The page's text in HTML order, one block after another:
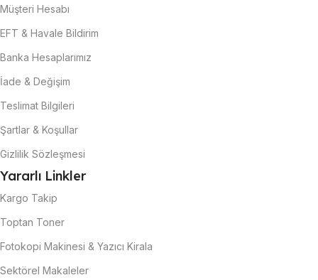
Müşteri Hesabı
EFT & Havale Bildirim
Banka Hesaplarımız
İade & Değişim
Teslimat Bilgileri
Şartlar & Koşullar
Gizlilik Sözleşmesi
Yararlı Linkler
Kargo Takip
Toptan Toner
Fotokopi Makinesi & Yazıcı Kirala
Sektörel Makaleler